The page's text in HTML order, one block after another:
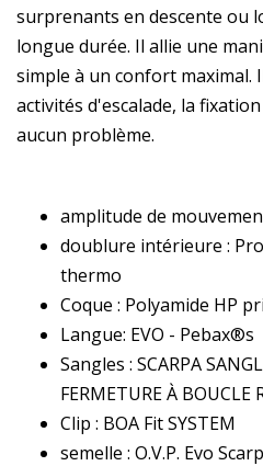
surprenants en descente ou
longue durée. Il allie une
simple à un confort maximal.
activités d'escalade, la
aucun problème.
amplitude de
doublure intérieure :
thermo
Coque : Polyamide HP
Langue: EVO - Pebax®s
Sangles : SCARPA
FERMETURE À BOUCLE
Clip : BOA Fit SYSTEM
semelle : O.V.P. Evo